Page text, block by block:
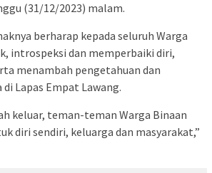
(31/12/2023) malam.
berharap kepada seluruh Warga
introspeksi dan memperbaiki diri,
menambah pengetahuan dan
Lapas Empat Lawang.
keluar, teman-teman Warga Binaan
diri sendiri, keluarga dan masyarakat,”